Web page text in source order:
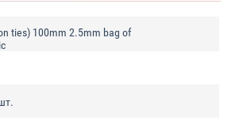
ties) 100mm 2.5mm bag of